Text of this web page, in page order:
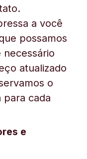
a você
possamos
necessário
atualizado
o
cada
e